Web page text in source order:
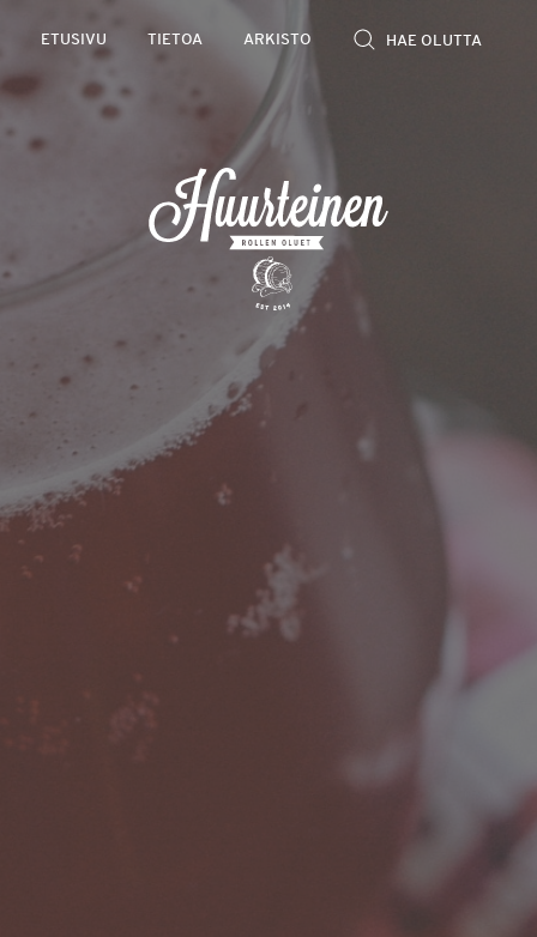
olutarviot
ETUSIVU TIETOA ARKISTO